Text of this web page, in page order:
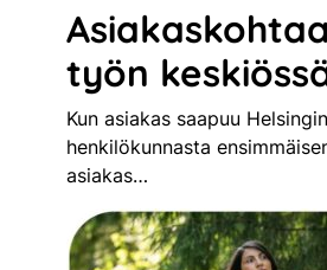
työn
Kun asiakas saapuu
henkilökunnasta
asiakas…